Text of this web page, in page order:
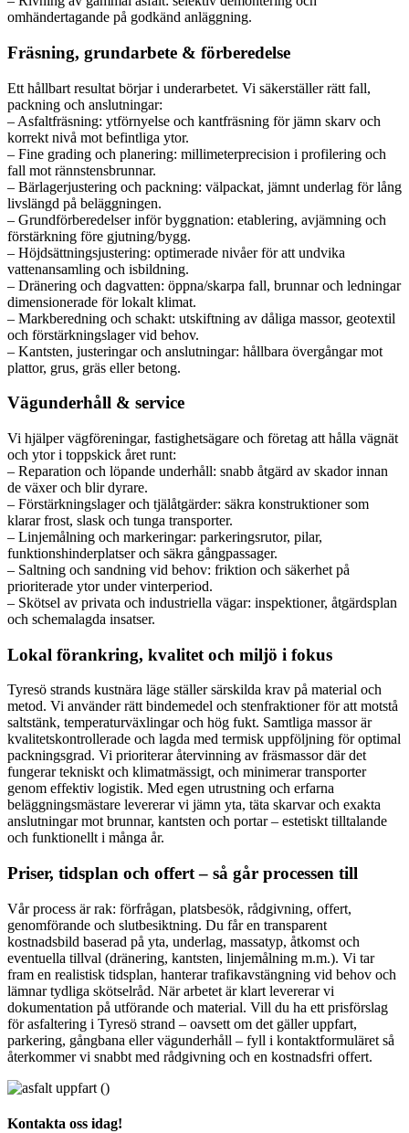
omhändertagande på godkänd anläggning.
Fräsning, grundarbete & förberedelse
Ett hållbart resultat börjar i underarbetet. Vi säkerställer rätt fall,
packning och anslutningar:
– Asfaltfräsning: ytförnyelse och kantfräsning för jämn skarv och
korrekt nivå mot befintliga ytor.
– Fine grading och planering: millimeterprecision i profilering och
fall mot rännstensbrunnar.
– Bärlagerjustering och packning: välpackat, jämnt underlag för lång
livslängd på beläggningen.
– Grundförberedelser inför byggnation: etablering, avjämning och
förstärkning före gjutning/bygg.
– Höjdsättningsjustering: optimerade nivåer för att undvika
vattenansamling och isbildning.
– Dränering och dagvatten: öppna/skarpa fall, brunnar och ledningar
dimensionerade för lokalt klimat.
– Markberedning och schakt: utskiftning av dåliga massor, geotextil
och förstärkningslager vid behov.
– Kantsten, justeringar och anslutningar: hållbara övergångar mot
plattor, grus, gräs eller betong.
Vägunderhåll & service
Vi hjälper vägföreningar, fastighetsägare och företag att hålla vägnät
och ytor i toppskick året runt:
– Reparation och löpande underhåll: snabb åtgärd av skador innan
de växer och blir dyrare.
– Förstärkningslager och tjälåtgärder: säkra konstruktioner som
klarar frost, slask och tunga transporter.
– Linjemålning och markeringar: parkeringsrutor, pilar,
funktionshinderplatser och säkra gångpassager.
– Saltning och sandning vid behov: friktion och säkerhet på
prioriterade ytor under vinterperiod.
– Skötsel av privata och industriella vägar: inspektioner, åtgärdsplan
och schemalagda insatser.
Lokal förankring, kvalitet och miljö i fokus
Tyresö strands kustnära läge ställer särskilda krav på material och
metod. Vi använder rätt bindemedel och stenfraktioner för att motstå
saltstänk, temperaturväxlingar och hög fukt. Samtliga massor är
kvalitetskontrollerade och lagda med termisk uppföljning för optimal
packningsgrad. Vi prioriterar återvinning av fräsmassor där det
fungerar tekniskt och klimatmässigt, och minimerar transporter
genom effektiv logistik. Med egen utrustning och erfarna
beläggningsmästare levererar vi jämn yta, täta skarvar och exakta
anslutningar mot brunnar, kantsten och portar – estetiskt tilltalande
och funktionellt i många år.
Priser, tidsplan och offert – så går processen till
Vår process är rak: förfrågan, platsbesök, rådgivning, offert,
genomförande och slutbesiktning. Du får en transparent
kostnadsbild baserad på yta, underlag, massatyp, åtkomst och
eventuella tillval (dränering, kantsten, linjemålning m.m.). Vi tar
fram en realistisk tidsplan, hanterar trafikavstängning vid behov och
lämnar tydliga skötselråd. När arbetet är klart levererar vi
dokumentation på utförande och material. Vill du ha ett prisförslag
för asfaltering i Tyresö strand – oavsett om det gäller uppfart,
parkering, gångbana eller vägunderhåll – fyll i kontaktformuläret så
återkommer vi snabbt med rådgivning och en kostnadsfri offert.
Kontakta oss idag!